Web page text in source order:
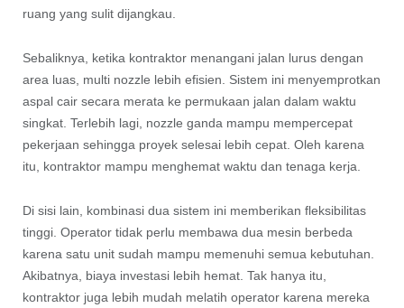
ruang yang sulit dijangkau.
Sebaliknya, ketika kontraktor menangani jalan lurus dengan
area luas, multi nozzle lebih efisien. Sistem ini menyemprotkan
aspal cair secara merata ke permukaan jalan dalam waktu
singkat. Terlebih lagi, nozzle ganda mampu mempercepat
pekerjaan sehingga proyek selesai lebih cepat. Oleh karena
itu, kontraktor mampu menghemat waktu dan tenaga kerja.
Di sisi lain, kombinasi dua sistem ini memberikan fleksibilitas
tinggi. Operator tidak perlu membawa dua mesin berbeda
karena satu unit sudah mampu memenuhi semua kebutuhan.
Akibatnya, biaya investasi lebih hemat. Tak hanya itu,
kontraktor juga lebih mudah melatih operator karena mereka